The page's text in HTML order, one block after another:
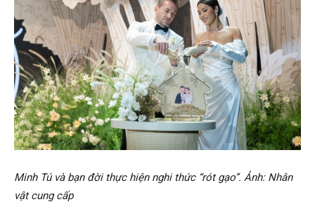
Minh Tú và bạn đời thực hiện nghi thức “rót gạo”. Ảnh: Nhân
vật cung cấp